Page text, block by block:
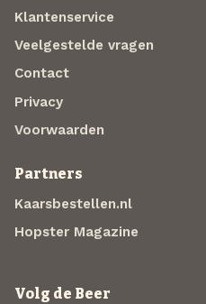
Klantenservice
Veelgestelde vragen
Contact
Privacy
Voorwaarden
Partners
Kaarsbestellen.nl
Hopster Magazine
Volg de Beer